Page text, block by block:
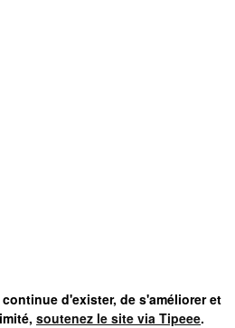
continue d'exister, de s'améliorer et
soutenez le site via Tipeee.